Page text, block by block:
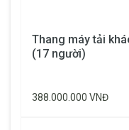
Thang máy tải
(17 người)
388.000.000 VNĐ